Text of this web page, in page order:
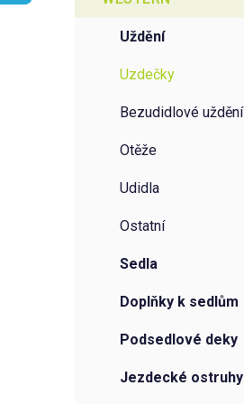
uždění
uzdečky
bezudidlové uždění
otěže
udidla
ostatní
sedla
doplňky k sedlům
podsedlové deky
jezdecké ostruhy